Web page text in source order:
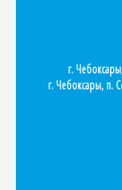
г.
г. Чебоксары, п.